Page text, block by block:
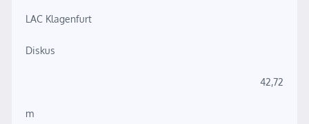
LAC Klagenfurt
Diskus
42,72
m